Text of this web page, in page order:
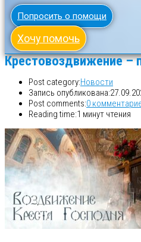
Попросить о помощи
Хочу помочь
Крестовоздвижение –
Post category:Новости
Запись опубликована:
Post comments:0
Reading time:1 минут чтения